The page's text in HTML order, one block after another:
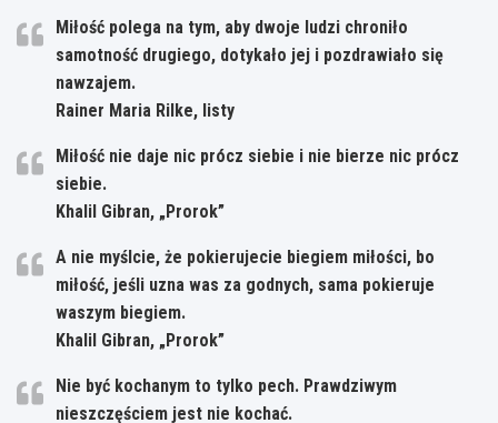
Miłość polega na tym, aby dwoje ludzi chroniło
samotność drugiego, dotykało jej i pozdrawiało się
nawzajem.
Rainer Maria Rilke, listy
Miłość nie daje nic prócz siebie i nie bierze nic prócz
siebie.
Khalil Gibran, „Prorok”
A nie myślcie, że pokierujecie biegiem miłości, bo
miłość, jeśli uzna was za godnych, sama pokieruje
waszym biegiem.
Khalil Gibran, „Prorok”
Nie być kochanym to tylko pech. Prawdziwym
nieszczęściem jest nie kochać.